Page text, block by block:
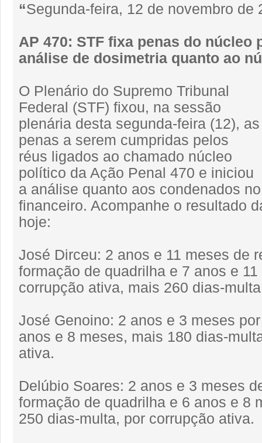
“Segunda-feira, 12 de novembro de
AP 470: STF fixa penas do núcleo
análise de dosimetria quanto ao
O Plenário do Supremo Tribunal
Federal (STF) fixou, na sessão
plenária desta segunda-feira (12), as
penas a serem cumpridas pelos
réus ligados ao chamado núcleo
político da Ação Penal 470 e iniciou
a análise quanto aos condenados
financeiro. Acompanhe o resultado
hoje:
José Dirceu: 2 anos e 11 meses de
formação de quadrilha e 7 anos e
corrupção ativa, mais 260 dias-
José Genoino: 2 anos e 3 meses
anos e 8 meses, mais 180 dias-
ativa.
Delúbio Soares: 2 anos e 3 meses
formação de quadrilha e 6 anos e 8
250 dias-multa, por corrupção ativa.